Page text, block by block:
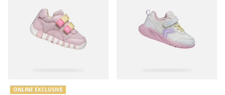
ONLINE EXCLUSIVE